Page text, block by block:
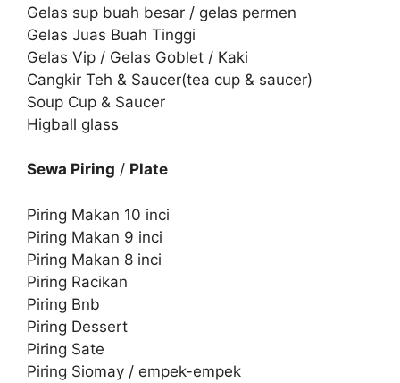
Gelas sup buah besar / gelas permen
Gelas Juas Buah Tinggi
Gelas Vip / Gelas Goblet / Kaki
Cangkir Teh & Saucer(tea cup & saucer)
Soup Cup & Saucer
Higball glass
Sewa Piring / Plate
Piring Makan 10 inci
Piring Makan 9 inci
Piring Makan 8 inci
Piring Racikan
Piring Bnb
Piring Dessert
Piring Sate
Piring Siomay / empek-empek